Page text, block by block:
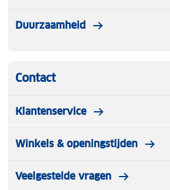
Duurzaamheid
Contact
Klantenservice
Winkels & openingstijden
Veelgestelde vragen